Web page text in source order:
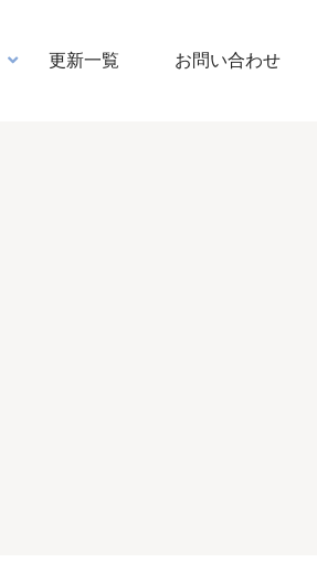
更新一覧 お問い合わせ